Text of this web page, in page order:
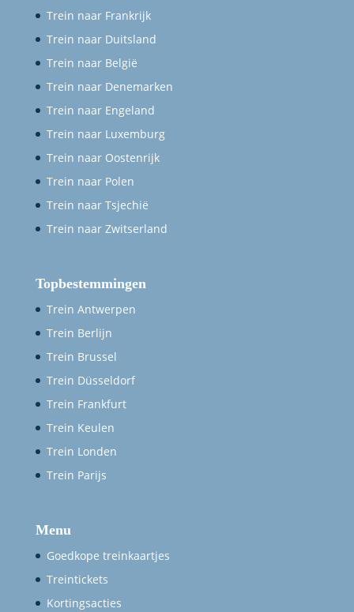
Trein naar Frankrijk
Trein naar Duitsland
Trein naar België
Trein naar Denemarken
Trein naar Engeland
Trein naar Luxemburg
Trein naar Oostenrijk
Trein naar Polen
Trein naar Tsjechië
Trein naar Zwitserland
Topbestemmingen
Trein Antwerpen
Trein Berlijn
Trein Brussel
Trein Düsseldorf
Trein Frankfurt
Trein Keulen
Trein Londen
Trein Parijs
Menu
Goedkope treinkaartjes
Treintickets
Kortingsacties